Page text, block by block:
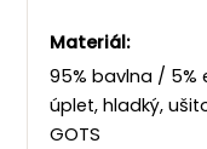
Materiál:
95% bavlna / 5%
úplet, hladký,
GOTS